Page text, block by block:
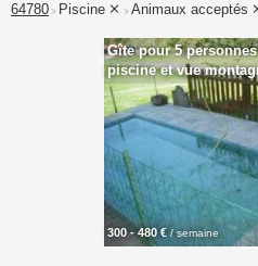
64780 > Piscine > Animaux acceptés
Gîte pour 5
piscine et vue
300 - 480 € / semaine